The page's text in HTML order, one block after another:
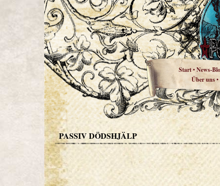
Start•News-
Über uns•
PASSIV DÖDSHJÄLP